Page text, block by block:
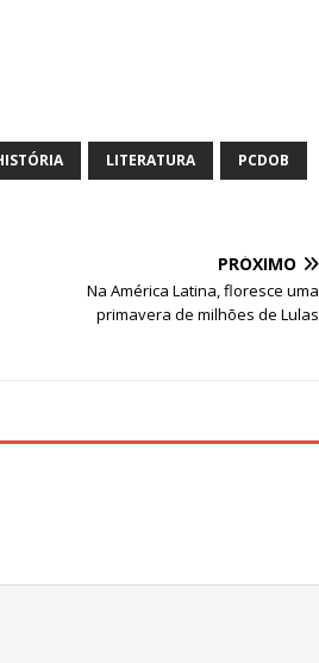
LITERATURA PCDOB
PRÓXIMO
Na América Latina, floresce uma
primavera de milhões de Lulas